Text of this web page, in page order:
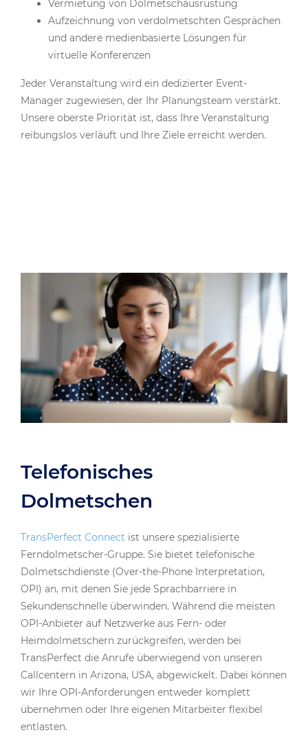
Vermietung von Dolmetschausrüstung
Aufzeichnung von verdolmetschten Gesprächen
und andere medienbasierte Lösungen für
virtuelle Konferenzen
Jeder Veranstaltung wird ein dedizierter Event-
Manager zugewiesen, der Ihr Planungsteam verstärkt.
Unsere oberste Priorität ist, dass Ihre Veranstaltung
reibungslos verläuft und Ihre Ziele erreicht werden.
Telefonisches
Dolmetschen
TransPerfect Connect ist unsere spezialisierte
Ferndolmetscher-Gruppe. Sie bietet telefonische
Dolmetschdienste (Over-the-Phone Interpretation,
OPI) an, mit denen Sie jede Sprachbarriere in
Sekundenschnelle überwinden. Während die meisten
OPI-Anbieter auf Netzwerke aus Fern- oder
Heimdolmetschern zurückgreifen, werden bei
TransPerfect die Anrufe überwiegend von unseren
Callcentern in Arizona, USA, abgewickelt. Dabei können
wir Ihre OPI-Anforderungen entweder komplett
übernehmen oder Ihre eigenen Mitarbeiter flexibel
entlasten.